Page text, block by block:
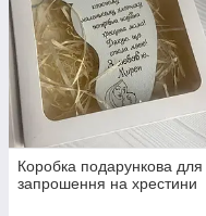
Коробка подарункова для
запрошення на хрестини